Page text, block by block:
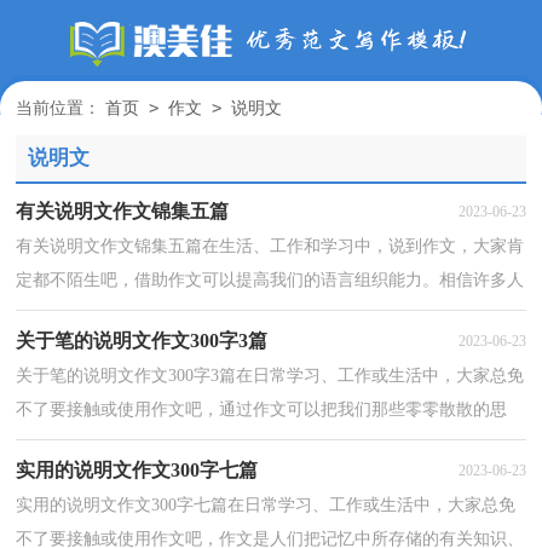
当前位置： 首页 > 作文 > 说明文
说明文
有关说明文作文锦集五篇 2023-06-23
有关说明文作文锦集五篇在生活、工作和学习中，说到作文，大家肯
定都不陌生吧，借助作文可以提高我们的语言组织能力。相信许多人
会觉得作文很难写吧，下面是小编收集整理的说明文作...
关于笔的说明文作文300字3篇 2023-06-23
关于笔的说明文作文300字3篇在日常学习、工作或生活中，大家总免
不了要接触或使用作文吧，通过作文可以把我们那些零零散散的思
想，聚集在一块。那么你知道一篇好的作文该怎么写吗...
实用的说明文作文300字七篇 2023-06-23
实用的说明文作文300字七篇在日常学习、工作或生活中，大家总免
不了要接触或使用作文吧，作文是人们把记忆中所存储的有关知识、